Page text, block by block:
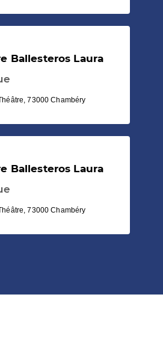
Ballesteros Laura
73000 Chambéry
Ballesteros Laura
73000 Chambéry